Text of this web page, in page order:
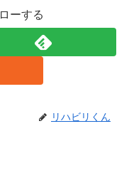
ーする
リハビリくん